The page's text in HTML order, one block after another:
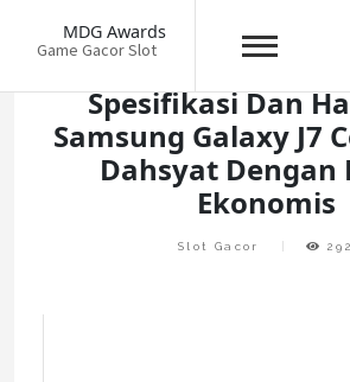
MDG Awards
Game Gacor Slot
Spesifikasi Dan
Samsung Galaxy J7
Dahsyat Dengan
Ekonomis
Slot Gacor 292